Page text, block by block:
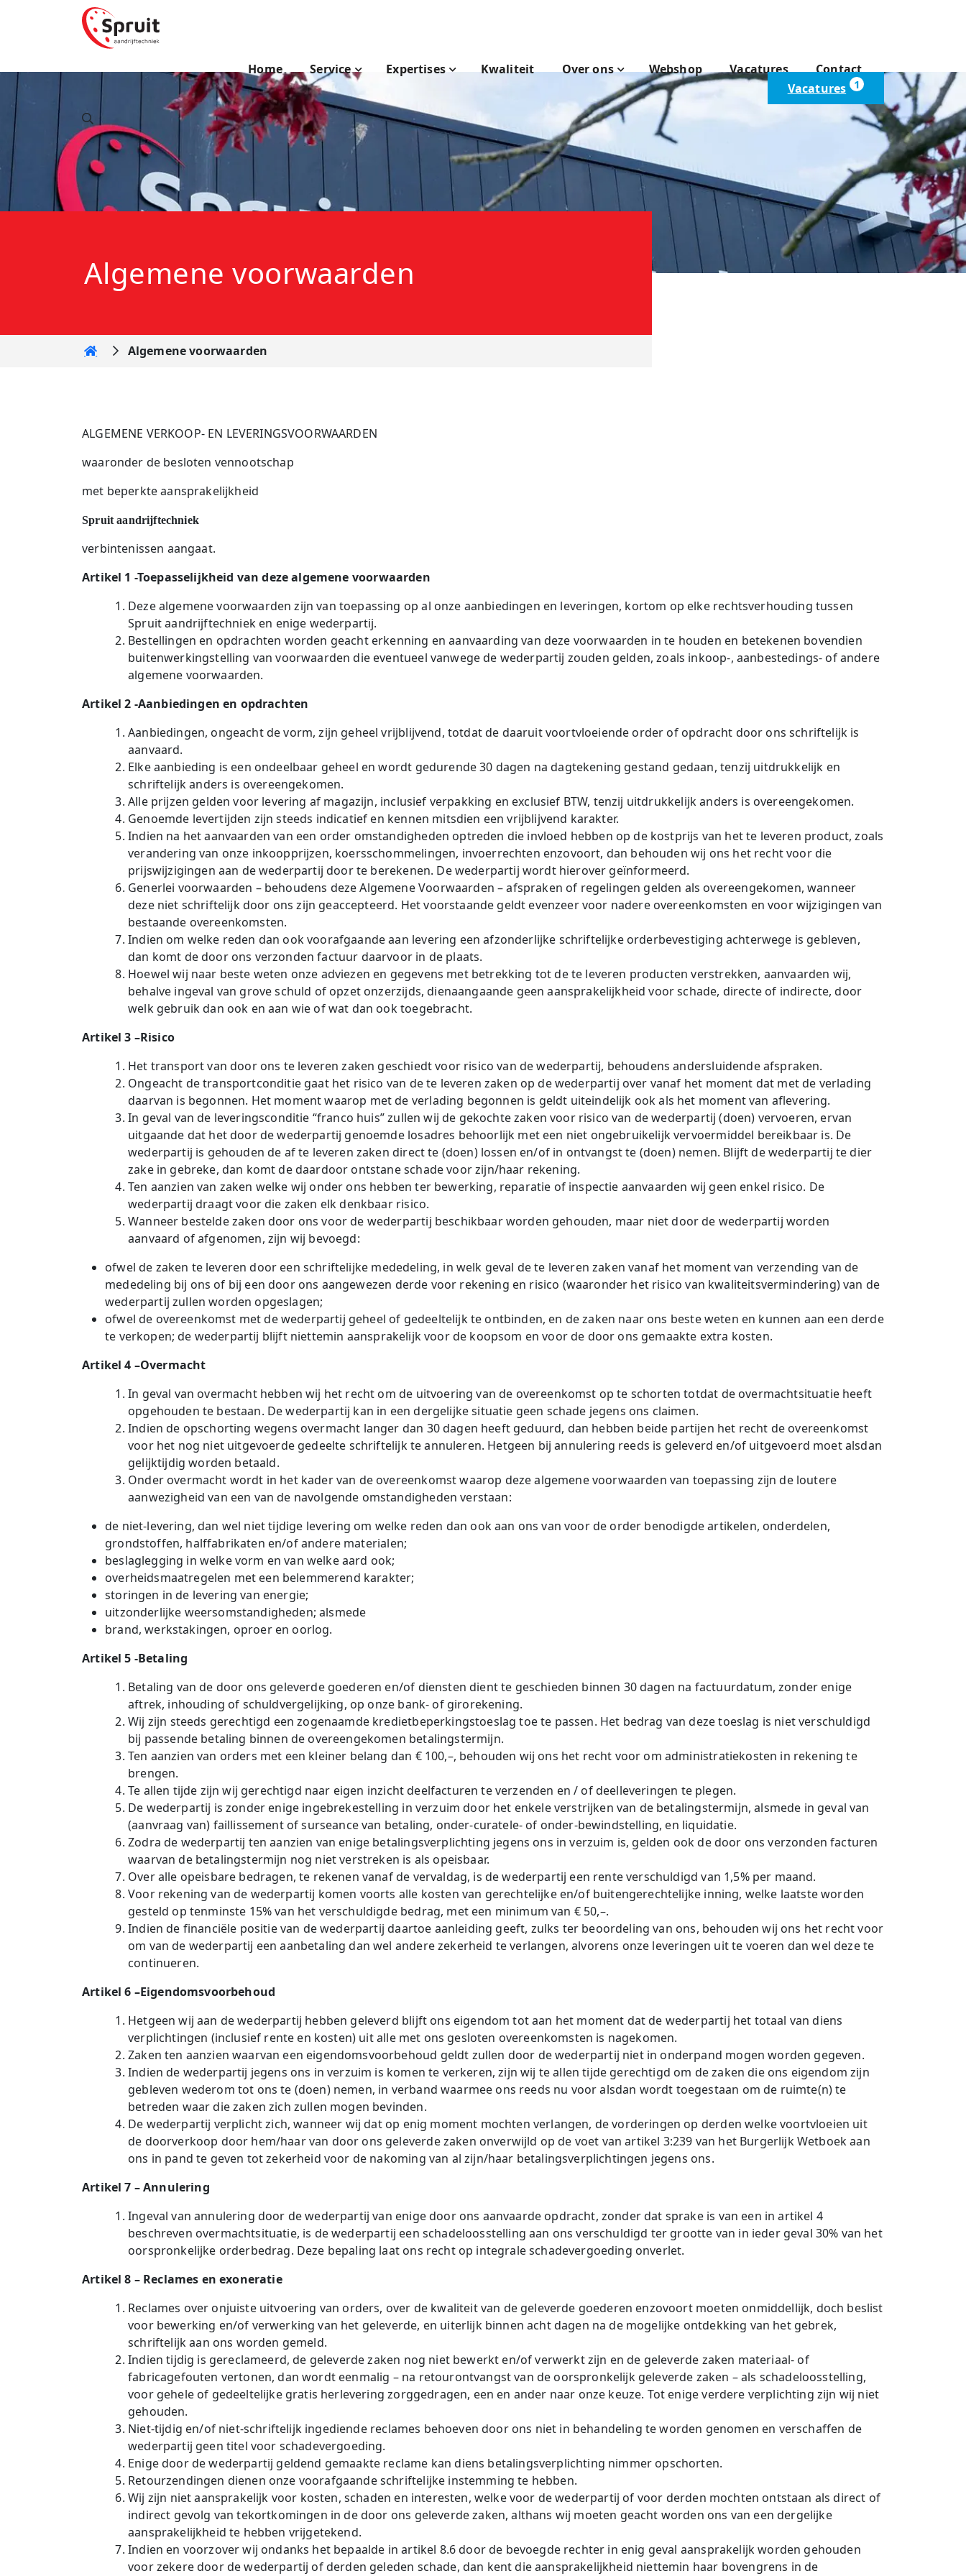
Home Service Expertises Kwaliteit Over ons Webshop Vacatures
Contact
Vacatures 1
Algemene voorwaarden
Home Algemene voorwaarden
ALGEMENE VERKOOP- EN LEVERINGSVOORWAARDEN
waaronder de besloten vennootschap
met beperkte aansprakelijkheid
Spruit aandrijftechniek
verbintenissen aangaat.
Artikel 1 -Toepasselijkheid van deze algemene voorwaarden
Deze algemene voorwaarden zijn van toepassing op al onze aanbiedingen en leveringen, kortom op elke rechtsverhouding tussen
Spruit aandrijftechniek en enige wederpartij.
Bestellingen en opdrachten worden geacht erkenning en aanvaarding van deze voorwaarden in te houden en betekenen bovendien
buitenwerkingstelling van voorwaarden die eventueel vanwege de wederpartij zouden gelden, zoals inkoop-, aanbestedings- of andere
algemene voorwaarden.
Artikel 2 -Aanbiedingen en opdrachten
Aanbiedingen, ongeacht de vorm, zijn geheel vrijblijvend, totdat de daaruit voortvloeiende order of opdracht door ons schriftelijk is
aanvaard.
Elke aanbieding is een ondeelbaar geheel en wordt gedurende 30 dagen na dagtekening gestand gedaan, tenzij uitdrukkelijk en
schriftelijk anders is overeengekomen.
Alle prijzen gelden voor levering af magazijn, inclusief verpakking en exclusief BTW, tenzij uitdrukkelijk anders is overeengekomen.
Genoemde levertijden zijn steeds indicatief en kennen mitsdien een vrijblijvend karakter.
Indien na het aanvaarden van een order omstandigheden optreden die invloed hebben op de kostprijs van het te leveren product, zoals
verandering van onze inkoopprijzen, koersschommelingen, invoerrechten enzovoort, dan behouden wij ons het recht voor die
prijswijzigingen aan de wederpartij door te berekenen. De wederpartij wordt hierover geïnformeerd.
Generlei voorwaarden – behoudens deze Algemene Voorwaarden – afspraken of regelingen gelden als overeengekomen, wanneer
deze niet schriftelijk door ons zijn geaccepteerd. Het voorstaande geldt evenzeer voor nadere overeenkomsten en voor wijzigingen van
bestaande overeenkomsten.
Indien om welke reden dan ook voorafgaande aan levering een afzonderlijke schriftelijke orderbevestiging achterwege is gebleven,
dan komt de door ons verzonden factuur daarvoor in de plaats.
Hoewel wij naar beste weten onze adviezen en gegevens met betrekking tot de te leveren producten verstrekken, aanvaarden wij,
behalve ingeval van grove schuld of opzet onzerzijds, dienaangaande geen aansprakelijkheid voor schade, directe of indirecte, door
welk gebruik dan ook en aan wie of wat dan ook toegebracht.
Artikel 3 –Risico
Het transport van door ons te leveren zaken geschiedt voor risico van de wederpartij, behoudens andersluidende afspraken.
Ongeacht de transportconditie gaat het risico van de te leveren zaken op de wederpartij over vanaf het moment dat met de verlading
daarvan is begonnen. Het moment waarop met de verlading begonnen is geldt uiteindelijk ook als het moment van aflevering.
In geval van de leveringsconditie “franco huis” zullen wij de gekochte zaken voor risico van de wederpartij (doen) vervoeren, ervan
uitgaande dat het door de wederpartij genoemde losadres behoorlijk met een niet ongebruikelijk vervoermiddel bereikbaar is. De
wederpartij is gehouden de af te leveren zaken direct te (doen) lossen en/of in ontvangst te (doen) nemen. Blijft de wederpartij te dier
zake in gebreke, dan komt de daardoor ontstane schade voor zijn/haar rekening.
Ten aanzien van zaken welke wij onder ons hebben ter bewerking, reparatie of inspectie aanvaarden wij geen enkel risico. De
wederpartij draagt voor die zaken elk denkbaar risico.
Wanneer bestelde zaken door ons voor de wederpartij beschikbaar worden gehouden, maar niet door de wederpartij worden
aanvaard of afgenomen, zijn wij bevoegd:
ofwel de zaken te leveren door een schriftelijke mededeling, in welk geval de te leveren zaken vanaf het moment van verzending van de
mededeling bij ons of bij een door ons aangewezen derde voor rekening en risico (waaronder het risico van kwaliteitsvermindering) van de
wederpartij zullen worden opgeslagen;
ofwel de overeenkomst met de wederpartij geheel of gedeeltelijk te ontbinden, en de zaken naar ons beste weten en kunnen aan een derde
te verkopen; de wederpartij blijft niettemin aansprakelijk voor de koopsom en voor de door ons gemaakte extra kosten.
Artikel 4 –Overmacht
In geval van overmacht hebben wij het recht om de uitvoering van de overeenkomst op te schorten totdat de overmachtsituatie heeft
opgehouden te bestaan. De wederpartij kan in een dergelijke situatie geen schade jegens ons claimen.
Indien de opschorting wegens overmacht langer dan 30 dagen heeft geduurd, dan hebben beide partijen het recht de overeenkomst
voor het nog niet uitgevoerde gedeelte schriftelijk te annuleren. Hetgeen bij annulering reeds is geleverd en/of uitgevoerd moet alsdan
gelijktijdig worden betaald.
Onder overmacht wordt in het kader van de overeenkomst waarop deze algemene voorwaarden van toepassing zijn de loutere
aanwezigheid van een van de navolgende omstandigheden verstaan:
de niet-levering, dan wel niet tijdige levering om welke reden dan ook aan ons van voor de order benodigde artikelen, onderdelen,
grondstoffen, halffabrikaten en/of andere materialen;
beslaglegging in welke vorm en van welke aard ook;
overheidsmaatregelen met een belemmerend karakter;
storingen in de levering van energie;
uitzonderlijke weersomstandigheden; alsmede
brand, werkstakingen, oproer en oorlog.
Artikel 5 -Betaling
Betaling van de door ons geleverde goederen en/of diensten dient te geschieden binnen 30 dagen na factuurdatum, zonder enige
aftrek, inhouding of schuldvergelijking, op onze bank- of girorekening.
Wij zijn steeds gerechtigd een zogenaamde kredietbeperkingstoeslag toe te passen. Het bedrag van deze toeslag is niet verschuldigd
bij passende betaling binnen de overeengekomen betalingstermijn.
Ten aanzien van orders met een kleiner belang dan € 100,–, behouden wij ons het recht voor om administratiekosten in rekening te
brengen.
Te allen tijde zijn wij gerechtigd naar eigen inzicht deelfacturen te verzenden en / of deelleveringen te plegen.
De wederpartij is zonder enige ingebrekestelling in verzuim door het enkele verstrijken van de betalingstermijn, alsmede in geval van
(aanvraag van) faillissement of surseance van betaling, onder-curatele- of onder-bewindstelling, en liquidatie.
Zodra de wederpartij ten aanzien van enige betalingsverplichting jegens ons in verzuim is, gelden ook de door ons verzonden facturen
waarvan de betalingstermijn nog niet verstreken is als opeisbaar.
Over alle opeisbare bedragen, te rekenen vanaf de vervaldag, is de wederpartij een rente verschuldigd van 1,5% per maand.
Voor rekening van de wederpartij komen voorts alle kosten van gerechtelijke en/of buitengerechtelijke inning, welke laatste worden
gesteld op tenminste 15% van het verschuldigde bedrag, met een minimum van € 50,–.
Indien de financiële positie van de wederpartij daartoe aanleiding geeft, zulks ter beoordeling van ons, behouden wij ons het recht voor
om van de wederpartij een aanbetaling dan wel andere zekerheid te verlangen, alvorens onze leveringen uit te voeren dan wel deze te
continueren.
Artikel 6 –Eigendomsvoorbehoud
Hetgeen wij aan de wederpartij hebben geleverd blijft ons eigendom tot aan het moment dat de wederpartij het totaal van diens
verplichtingen (inclusief rente en kosten) uit alle met ons gesloten overeenkomsten is nagekomen.
Zaken ten aanzien waarvan een eigendomsvoorbehoud geldt zullen door de wederpartij niet in onderpand mogen worden gegeven.
Indien de wederpartij jegens ons in verzuim is komen te verkeren, zijn wij te allen tijde gerechtigd om de zaken die ons eigendom zijn
gebleven wederom tot ons te (doen) nemen, in verband waarmee ons reeds nu voor alsdan wordt toegestaan om de ruimte(n) te
betreden waar die zaken zich zullen mogen bevinden.
De wederpartij verplicht zich, wanneer wij dat op enig moment mochten verlangen, de vorderingen op derden welke voortvloeien uit
de doorverkoop door hem/haar van door ons geleverde zaken onverwijld op de voet van artikel 3:239 van het Burgerlijk Wetboek aan
ons in pand te geven tot zekerheid voor de nakoming van al zijn/haar betalingsverplichtingen jegens ons.
Artikel 7 – Annulering
Ingeval van annulering door de wederpartij van enige door ons aanvaarde opdracht, zonder dat sprake is van een in artikel 4
beschreven overmachtsituatie, is de wederpartij een schadeloosstelling aan ons verschuldigd ter grootte van in ieder geval 30% van het
oorspronkelijke orderbedrag. Deze bepaling laat ons recht op integrale schadevergoeding onverlet.
Artikel 8 – Reclames en exoneratie
Reclames over onjuiste uitvoering van orders, over de kwaliteit van de geleverde goederen enzovoort moeten onmiddellijk, doch beslist
voor bewerking en/of verwerking van het geleverde, en uiterlijk binnen acht dagen na de mogelijke ontdekking van het gebrek,
schriftelijk aan ons worden gemeld.
Indien tijdig is gereclameerd, de geleverde zaken nog niet bewerkt en/of verwerkt zijn en de geleverde zaken materiaal- of
fabricagefouten vertonen, dan wordt eenmalig – na retourontvangst van de oorspronkelijk geleverde zaken – als schadeloosstelling,
voor gehele of gedeeltelijke gratis herlevering zorggedragen, een en ander naar onze keuze. Tot enige verdere verplichting zijn wij niet
gehouden.
Niet-tijdig en/of niet-schriftelijk ingediende reclames behoeven door ons niet in behandeling te worden genomen en verschaffen de
wederpartij geen titel voor schadevergoeding.
Enige door de wederpartij geldend gemaakte reclame kan diens betalingsverplichting nimmer opschorten.
Retourzendingen dienen onze voorafgaande schriftelijke instemming te hebben.
Wij zijn niet aansprakelijk voor kosten, schaden en interesten, welke voor de wederpartij of voor derden mochten ontstaan als direct of
indirect gevolg van tekortkomingen in de door ons geleverde zaken, althans wij moeten geacht worden ons van een dergelijke
aansprakelijkheid te hebben vrijgetekend.
Indien en voorzover wij ondanks het bepaalde in artikel 8.6 door de bevoegde rechter in enig geval aansprakelijk worden gehouden
voor zekere door de wederpartij of derden geleden schade, dan kent die aansprakelijkheid niettemin haar bovengrens in de